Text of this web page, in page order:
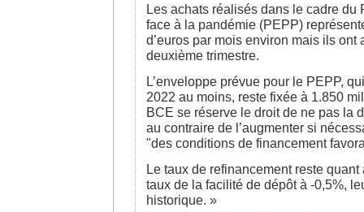
Les achats réalisés dans le cadre du
face à la pandémie (PEPP)
d’euros par mois environ mais ils ont
deuxième trimestre.
L’enveloppe prévue pour le PEPP,
2022 au moins, reste fixée à 1.850
BCE se réserve le droit de ne pas la
au contraire de l’augmenter si
"des conditions de financement
Le taux de refinancement reste
taux de la facilité de dépôt à -0,5%,
historique. »